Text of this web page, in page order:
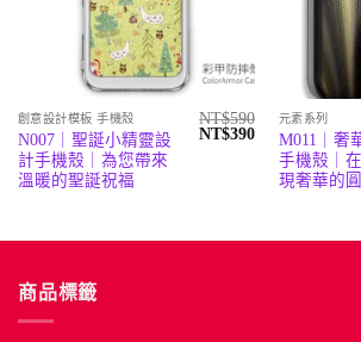
創意設計模板 手機殼
N007｜聖誕小精靈設
計手機殼｜為您帶來
溫暖的聖誕祝福
NT$590
原
NT$390目
格：
元素系列
M011｜奢
手機殼｜
現奢華的
商品標籤